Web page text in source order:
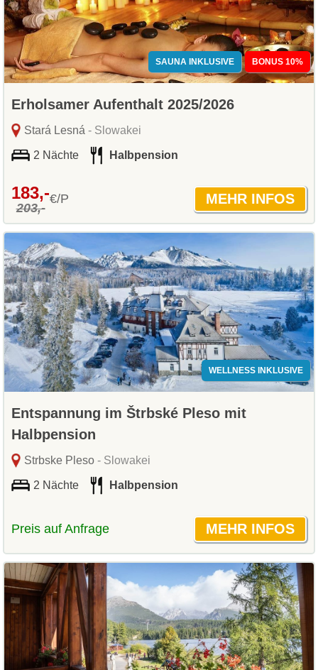
SAUNA INKLUSIVE BONUS 10%
Erholsamer Aufenthalt 2025/2026
Stará Lesná - Slowakei
2 Nächte Halbpension
183,-
203,-
€/P
WELLNESS INKLUSIVE
Entspannung im Štrbské Pleso mit
Halbpension
Strbske Pleso- Slowakei
2 Nächte Halbpension
Preis auf Anfrage